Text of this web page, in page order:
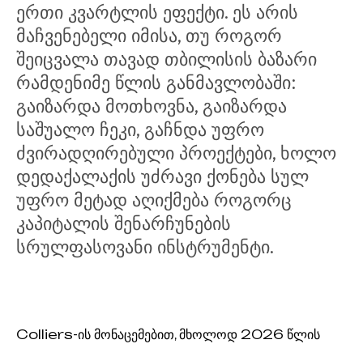
ერთი კვარტლის ეფექტი. ეს არის
მაჩვენებელი იმისა, თუ როგორ
შეიცვალა თავად თბილისის ბაზარი
რამდენიმე წლის განმავლობაში:
გაიზარდა მოთხოვნა, გაიზარდა
საშუალო ჩეკი, გაჩნდა უფრო
ძვირადღირებული პროექტები, ხოლო
დედაქალაქის უძრავი ქონება სულ
უფრო მეტად აღიქმება როგორც
კაპიტალის შენარჩუნების
სრულფასოვანი ინსტრუმენტი.
Colliers-ის მონაცემებით, მხოლოდ 2026 წლის